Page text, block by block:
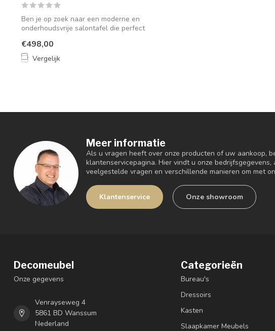
Ben je op zoek naar een moderne en
onderhoudsvrije salontafel die perfect
€498,00
Vergelijk
Meer informatie
Als u vragen heeft over onze producten of uw aankoop,
klantenservicepagina. Hier vindt u onze
veelgestelde vragen en verschillende manieren om met
Klantenservice Onze showroom
Decomeubel
Onze gegevens
Venrayseweg 4
5861 BD Wanssum
Nederland
Categorieën
Bureau's
Dressoirs
Kasten
Slaapkamer Meubels